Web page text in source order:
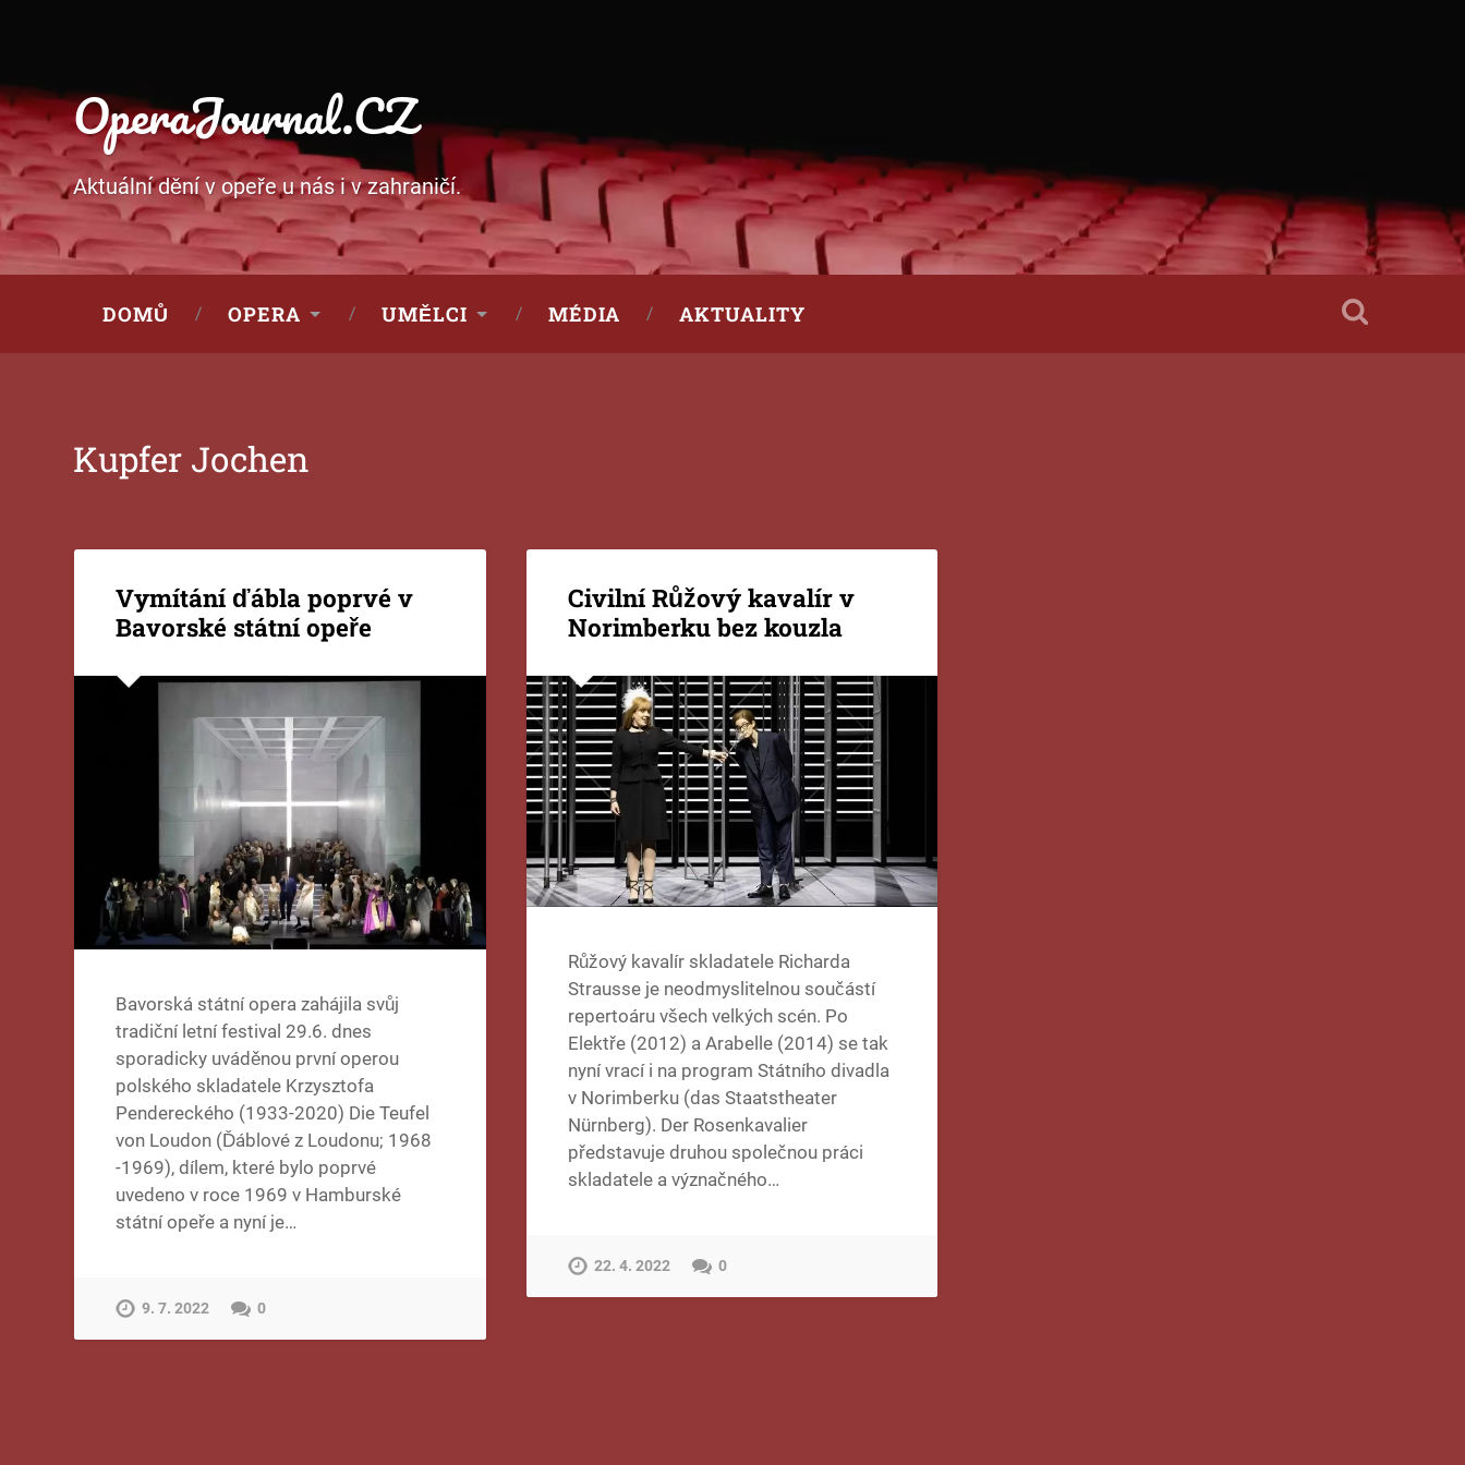
OperaJournal.CZ
Aktuální dění v opeře u nás i v zahraničí.
DOMŮ OPERA UMĚLCI MÉDIA AKTUALITY
Kupfer Jochen
Vymítání ďábla poprvé v
Bavorské státní opeře
Bavorská státní opera zahájila svůj
tradiční letní festival 29.6. dnes
sporadicky uváděnou první operou
polského skladatele Krzysztofa
Pendereckého (1933-2020) Die Teufel
von Loudon (Ďáblové z Loudonu; 1968
-1969), dílem, které bylo poprvé
uvedeno v roce 1969 v Hamburské
státní opeře a nyní je…
9. 7. 2022 0
Civilní Růžový kavalír v
Norimberku bez kouzla
Růžový kavalír skladatele Richarda
Strausse je neodmyslitelnou součástí
repertoáru všech velkých scén. Po
Elektře (2012) a Arabelle (2014) se tak
nyní vrací i na program Státního divadla
v Norimberku (das Staatstheater
Nürnberg). Der Rosenkavalier
představuje druhou společnou práci
skladatele a význačného…
22. 4. 2022 0